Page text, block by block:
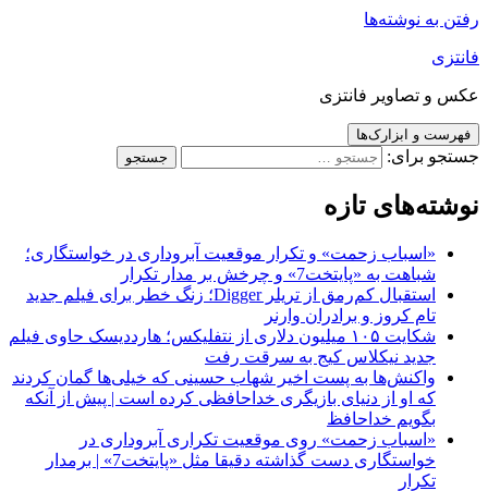
رفتن به نوشته‌ها
فانتزی
عکس و تصاویر فانتزی
فهرست و ابزارک‌ها
جستجو برای:
نوشته‌های تازه
«اسباب زحمت» و تکرار موقعیت آبروداری در خواستگاری؛
شباهت به «پایتخت7» و چرخش بر مدار تکرار
استقبال کم‌رمق از تریلر Digger؛ زنگ خطر برای فیلم جدید
تام کروز و برادران وارنر
شکایت ۱۰۵ میلیون دلاری از نتفلیکس؛ هارددیسک حاوی فیلم
جدید نیکلاس کیج به سرقت رفت
واکنش‌ها به پست اخیر شهاب حسینی که خیلی‌ها گمان کردند
که او از دنیای بازیگری خداحافظی کرده است | پیش از آنکه
بگویم خداحافظ
«اسباب زحمت» روی موقعیت تکراری آبروداری در
خواستگاری دست گذاشته دقیقا مثل «پایتخت7» | برمدار
تکرار